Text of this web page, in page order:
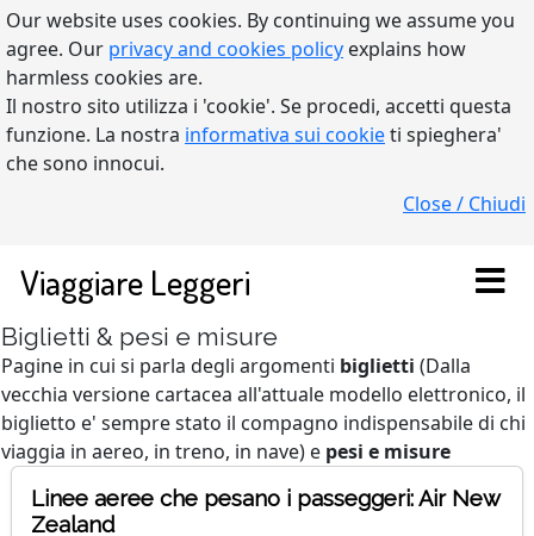
Our website uses cookies. By continuing we assume you
agree. Our privacy and cookies policy explains how
harmless cookies are.
Il nostro sito utilizza i 'cookie'. Se procedi, accetti questa
funzione. La nostra informativa sui cookieti spieghera'
che sono innocui.
Close / Chiudi
Viaggiare Leggeri
Biglietti & pesi e misure
Pagine in cui si parla degli argomenti biglietti (Dalla
vecchia versione cartacea all'attuale modello elettronico, il
biglietto e' sempre stato il compagno indispensabile di chi
viaggia in aereo, in treno, in nave) e pesi e misure
Linee aeree che pesano i passeggeri: Air New
Zealand